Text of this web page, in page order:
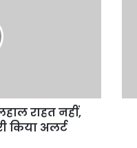
राहत नहीं,
किया अलर्ट
वाहन